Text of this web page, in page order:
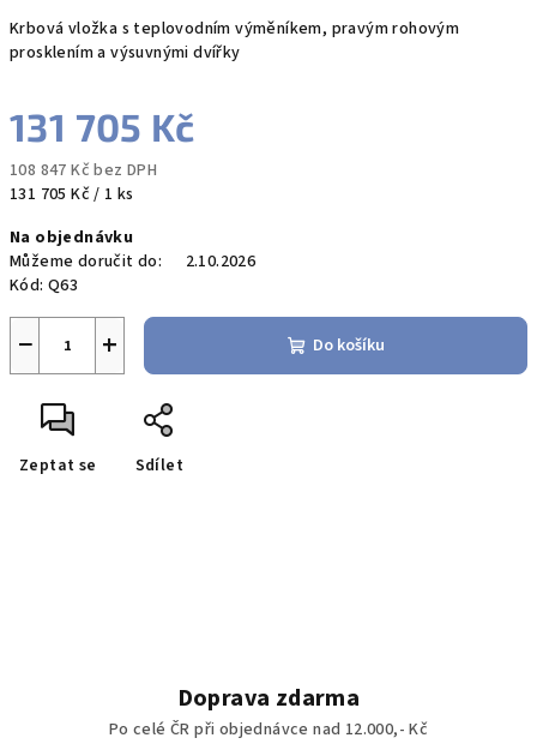
Krbová vložka s teplovodním výměníkem, pravým rohovým
prosklením a výsuvnými dvířky
131 705 Kč
108 847 Kč bez DPH
Měrná
131 705 Kč / 1 ks
Na objednávku
Můžeme doručit do:
2.10.2026
Kód: Q63
+
− Do košíku
Zeptat se Sdílet
Doprava zdarma
Po celé ČR při objednávce nad 12.000,- Kč